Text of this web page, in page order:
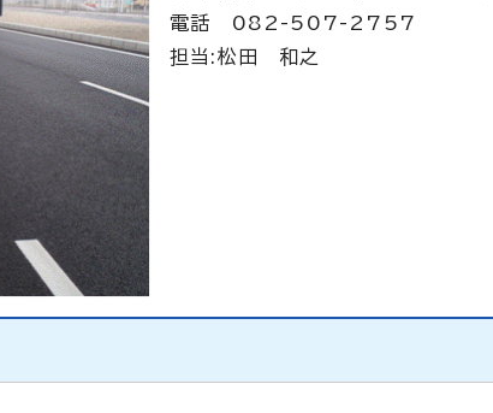
電話 082-507-2757
担当:松田 和之